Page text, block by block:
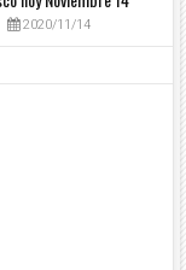
2020/11/14